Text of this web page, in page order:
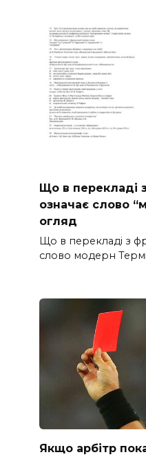
Що в перекладі
означає слово
огляд
Що в перекладі з
слово модерн
Якщо арбітр